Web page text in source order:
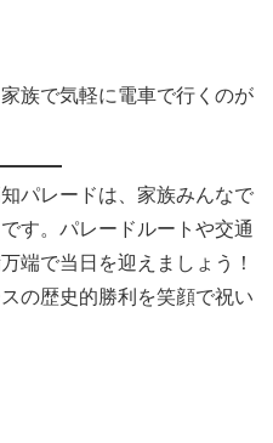
族で気軽に電車で行くのが
パレードは、家族みんなで
す。パレードルートや交通
端で当日を迎えましょう！
の歴史的勝利を笑顔で祝い